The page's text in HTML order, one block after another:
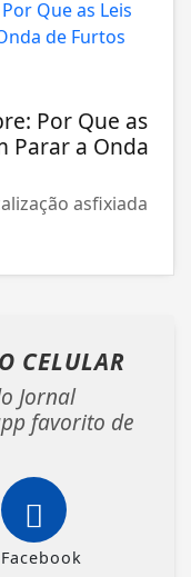
Por Que as
Parar a Onda
asfixiada
CELULAR
Jornal
favorito de
Facebook